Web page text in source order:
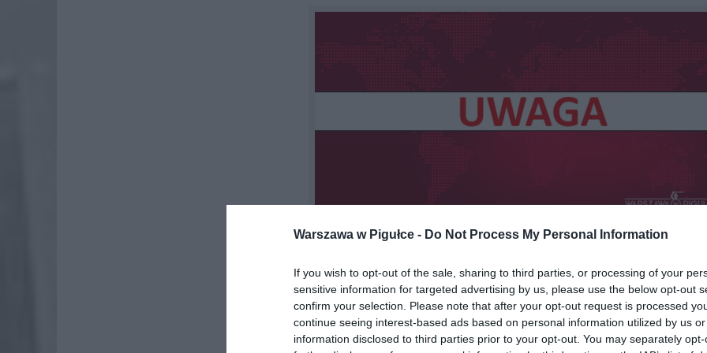
Warszawa w Pigułce - Do Not Process My Personal Information
If you wish to opt-out of the sale, sharing to third parties, or processing of your
sensitive information for targeted advertising by us, please use the below opt-out
confirm your selection. Please note that after your opt-out request is processed
continue seeing interest-based ads based on personal information utilized by us
information disclosed to third parties prior to your opt-out. You may separately
Fot. Warszawa w Pigułce
W dniu dzisiejszym, Główny Inspektorat Sanitarny opublikował
dotyczące łyżki kuchennej, bowiem może ona wydzielać niebezpieczne dla
substancje rakotwórcze. Jak tłumaczy GIS, kontrola Państwowej Inspekcji
wykazała niezgodność polegającą na migracji
aromatycznych z wyrobu. Apeluje się, aby tej łyżki nie używać w